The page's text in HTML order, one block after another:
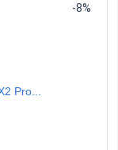
Pro...
-8%